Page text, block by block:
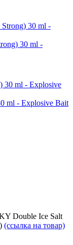
30 ml -
ml - Explosive Bait
Double Ice Salt
(ссылка на товар)